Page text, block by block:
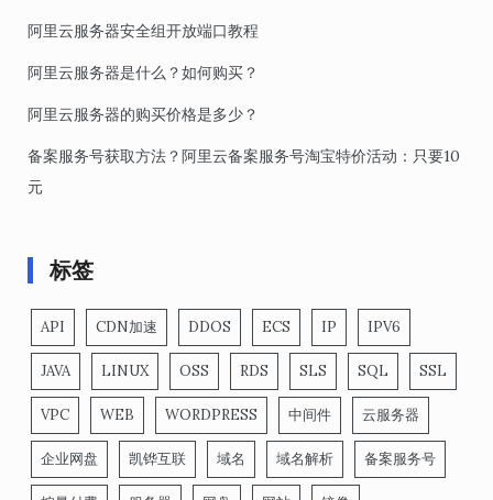
阿里云服务器安全组开放端口教程
阿里云服务器是什么？如何购买？
阿里云服务器的购买价格是多少？
备案服务号获取方法？阿里云备案服务号淘宝特价活动：只要10
元
标签
API CDN加速 DDOS ECS IP IPV6
JAVA LINUX OSS RDS SLS SQL SSL
VPC WEB WORDPRESS 中间件 云服务器
企业网盘 凯铧互联 域名 域名解析 备案服务号